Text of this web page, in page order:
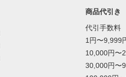
商品代引き
代引手数料
1円〜9,999
10,000円〜
30,000円〜